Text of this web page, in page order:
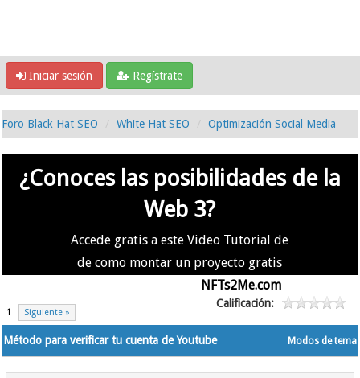
Iniciar sesión Regístrate
Foro Black Hat SEO White Hat SEO Optimización Social Media
¿Conoces las posibilidades de la
Web 3?
Accede gratis a este Video Tutorial de
de como montar un proyecto gratis
NFTs2Me.com
1 Siguiente »
Calificación:
Modos de tema
Método para verificar tu cuenta de Youtube